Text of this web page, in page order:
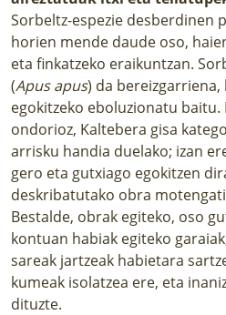
Sorbeltz-espezie desberdinen
horien mende daude oso,
eta finkatzeko eraikuntzan.
(Apus apus) da
egokitzeko eboluzionatu
ondorioz, Kaltebera gisa
arrisku handia duelako; izan
gero eta gutxiago egokitzen
deskribatutako obra
Bestalde, obrak egiteko, oso
kontuan habiak egiteko
sareak jartzeak habietara
kumeak isolatzea ere, eta
dituzte.